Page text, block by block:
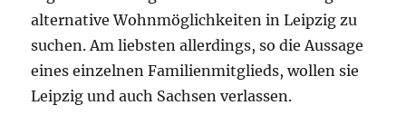
alternative Wohnmöglichkeiten in Leipzig zu
suchen. Am liebsten allerdings, so die Aussage
eines einzelnen Familienmitglieds, wollen sie
Leipzig und auch Sachsen verlassen.